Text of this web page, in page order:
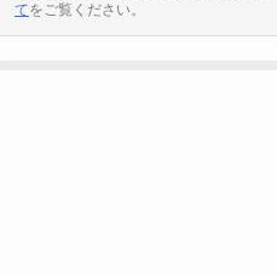
てをご覧ください。